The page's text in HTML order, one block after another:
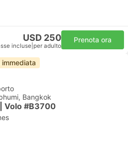
USD 250
incluse per adulto
Prenota ora
Bangkok
Volo #B3700